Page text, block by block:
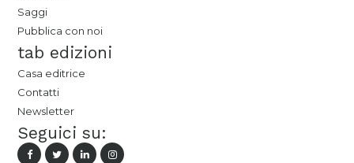
Saggi
Pubblica con noi
tab edizioni
Casa editrice
Contatti
Newsletter
Seguici su: